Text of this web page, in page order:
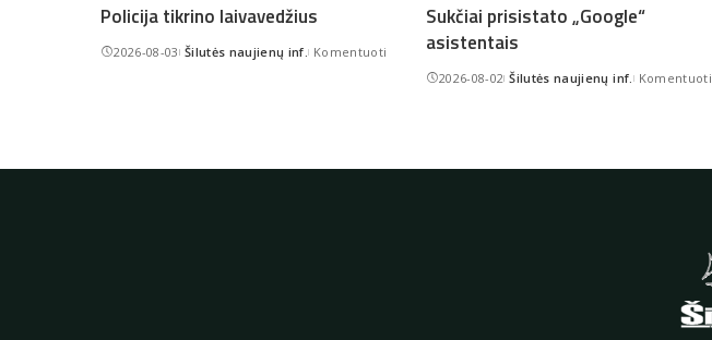
Policija tikrino laivavedžius
2026-08-03Posted
Šilutės naujienų inf. Komentuoti
Sukčiai prisistato „Google“
asistentais
2026-08-02Posted
Šilutės naujienų inf. Komentuoti